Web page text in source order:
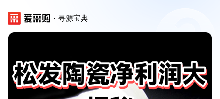
寻源宝典